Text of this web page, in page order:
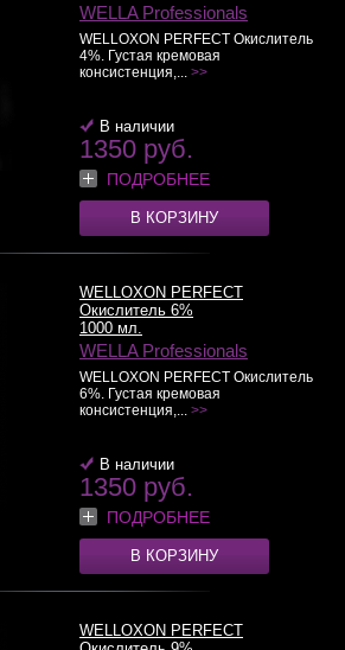
WELLA Professionals
WELLOXON PERFECT Окислитель
4%. Густая кремовая
консистенция,... >>
В наличии
1350 руб.
ПОДРОБНЕЕ
В КОРЗИНУ
WELLOXON PERFECT
Окислитель 6%
1000 мл.
WELLA Professionals
WELLOXON PERFECT Окислитель
6%. Густая кремовая
консистенция,... >>
В наличии
1350 руб.
ПОДРОБНЕЕ
В КОРЗИНУ
WELLOXON PERFECT